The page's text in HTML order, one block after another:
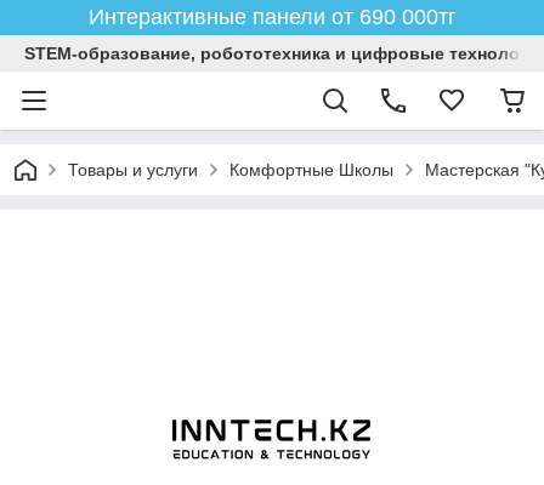
Интерактивные панели от 690 000тг
STEM-образование, робототехника и цифровые
Товары и услуги Комфортные Школы Мастерская